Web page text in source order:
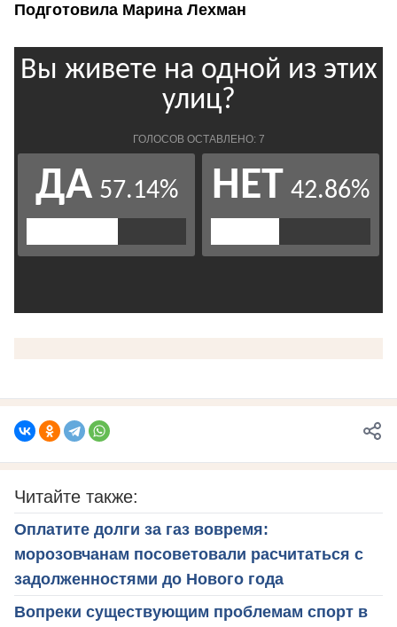
Подготовила Марина Лехман
Читайте также:
Оплатите долги за газ вовремя:
морозовчанам посоветовали расчитаться с
задолженностями до Нового года
Вопреки существующим проблемам спорт в